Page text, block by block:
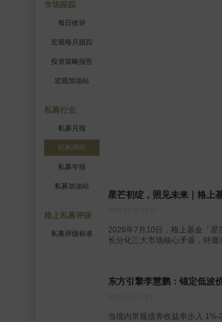
市场跟踪
每日收评
宏观每月跟踪
投资策略报告
宏观加油站
私募行业
私募月报
机构调研
私募年报
私募加油站
格上私募评级
私募评级标准
星芒初绽，照见未来｜格上
2026年7月10日，格上基金「
长分化三大市场核心矛盾，特邀
东方引擎李慧鹏：锚定低波
当境内常规债券收益率步入